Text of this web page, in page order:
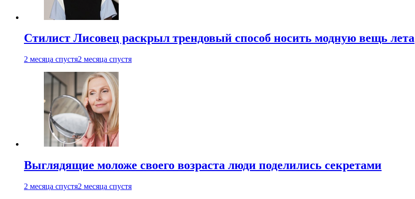
Стилист Лисовец раскрыл трендовый способ носить модную вещь лета
2 месяца спустя2 месяца спустя
Выглядящие моложе своего возраста люди поделились секретами
2 месяца спустя2 месяца спустя